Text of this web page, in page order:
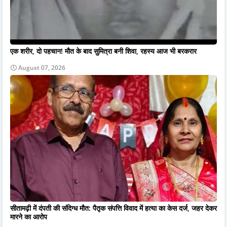
एक शरीर, दो पहचान! मौत के बाद सुमित्रा बनी शिवा, रहस्य आज भी बरकरार
August 07, 2026
सीतामढ़ी में दंपती की संदिग्ध मौत: पैतृक संपत्ति विवाद में हत्या का केस दर्ज, जहर देकर
मारने का आरोप